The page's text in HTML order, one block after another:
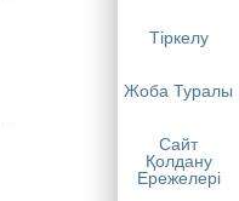
Тіркелу
Жоба Туралы
Сайт
Қолдану
Ережелері